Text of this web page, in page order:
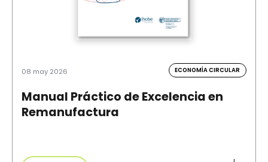
08 may 2026 ECONOMÍA CIRCULAR
Manual Práctico de Excelencia en
Remanufactura